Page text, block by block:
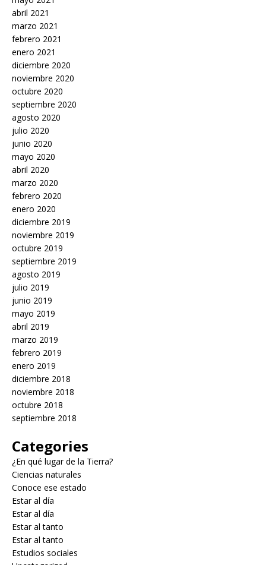
abril 2021
marzo 2021
febrero 2021
enero 2021
diciembre 2020
noviembre 2020
octubre 2020
septiembre 2020
agosto 2020
julio 2020
junio 2020
mayo 2020
abril 2020
marzo 2020
febrero 2020
enero 2020
diciembre 2019
noviembre 2019
octubre 2019
septiembre 2019
agosto 2019
julio 2019
junio 2019
mayo 2019
abril 2019
marzo 2019
febrero 2019
enero 2019
diciembre 2018
noviembre 2018
octubre 2018
septiembre 2018
Categories
¿En qué lugar de la Tierra?
Ciencias naturales
Conoce ese estado
Estar al día
Estar al día
Estar al tanto
Estar al tanto
Estudios sociales